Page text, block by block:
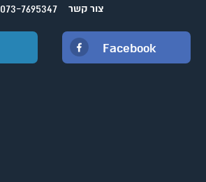
צור קשר 073-7695347
Facebook